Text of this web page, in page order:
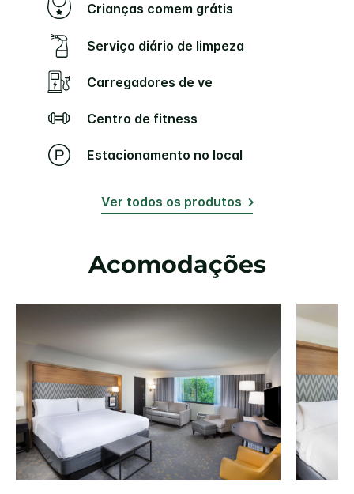
Crianças comem grátis
Serviço diário de limpeza
Carregadores de ve
Centro de fitness
Estacionamento no local
Ver todos os produtos
Acomodações